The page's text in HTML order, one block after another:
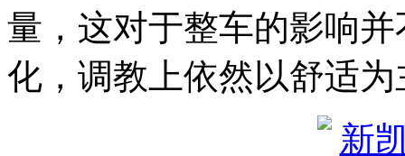
量，这对于整车的影响
化，调教上依然以舒适为